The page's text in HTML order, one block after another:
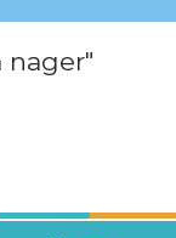
nager"